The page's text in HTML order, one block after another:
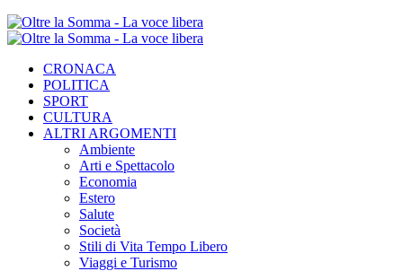
CRONACA
POLITICA
SPORT
CULTURA
ALTRI ARGOMENTI
Ambiente
Arti e Spettacolo
Economia
Estero
Salute
Società
Stili di Vita Tempo Libero
Viaggi e Turismo